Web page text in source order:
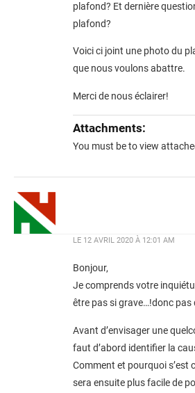
plafond? Et dernière
plafond?
Voici ci joint une photo du
que nous voulons abattre.
Merci de nous éclairer!
Attachments:
You must beto view
LE 12 AVRIL 2020 À 12:01 AM
Bonjour,
Je comprends votre
être pas si grave…!donc pas
Avant d’envisager une
faut d’abord identifier la
Comment et pourquoi s’est
sera ensuite plus facile de